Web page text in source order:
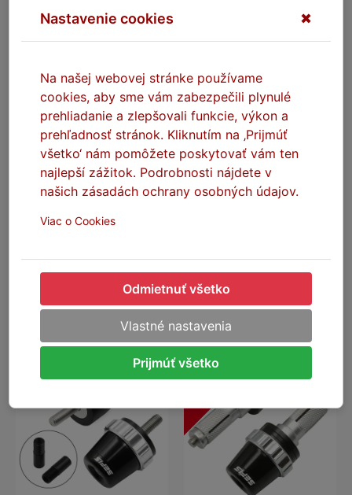
-59%
SEFIS zámok s oceľovým
Stav dodania: Podľa dopravcu
6,50 €
DO KOŠÍKA
SEFIS Cruiser mechanický
Stav dodania: Podľa dopravcu
NA DOTAZ
Nastavenie cookies ✖
Na našej webovej stránke používame
cookies, aby sme vám zabezpečili plynulé
prehliadanie a zlepšovali funkcie, výkon a
prehľadnosť stránok. Kliknutím na ‚Prijmúť
všetko‘ nám pomôžete poskytovať vám ten
najlepší zážitok. Podrobnosti nájdete v
našich zásadách ochrany osobných údajov.
Viac o Cookies
Odmietnuť všetko
Vlastné nastavenia
Prijmúť všetko